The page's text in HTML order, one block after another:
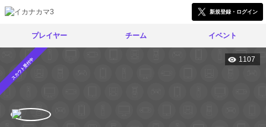
新規登録・ログイン
プレイヤー チーム イベント
スカウト受付中 1107